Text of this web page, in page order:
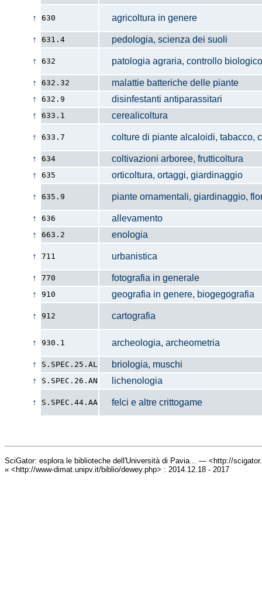
↑ 630 agricoltura in genere
↑ 631.4 pedologia, scienza dei suoli
↑ 632 patologia agraria, controllo
↑ 632.32
malattie batteriche delle piante
↑
632.9
disinfestanti antiparassitari
↑
633.1 cerealicoltura
↑ 633.7 colture di piante alcaloidi, tabacco,
↑ 634
coltivazioni arboree, frutticoltura
↑
635 orticoltura, ortaggi, giardinaggio
↑ 635.9 piante ornamentali, giardinaggio,
↑ 636
allevamento
↑
663.2 enologia
↑ 711 urbanistica
↑ 770
fotografia in generale
↑
910 geografia in genere, biogegografia
↑ 912 cartografia
↑ 930.1 archeologia, archeometria
↑ S.SPEC.25.AL
briologia, muschi
↑
S.SPEC.26.AN lichenologia
↑ S.SPEC.44.AA felci e altre crittogame
SciGator: esplora le biblioteche dell'Università di Pavia... — <http://
« <http://www-dimat.unipv.it/biblio/dewey.php> : 2014.12.18 - 2017